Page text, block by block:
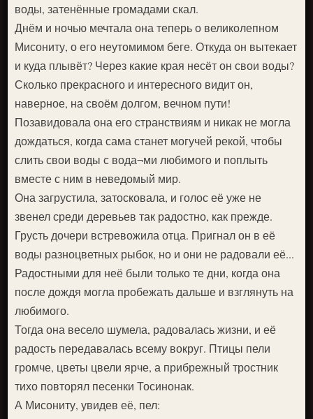
воды, затенённые громадами скал.
Днём и ночью мечтала она теперь о великолепном
Мисониту, о его неутомимом беге. Откуда он вытекает
и куда плывёт? Через какие края несёт он свои воды?
Сколько прекрасного и интересного видит он,
наверное, на своём долгом, вечном пути!
Позавидовала она его странствиям и никак не могла
дождаться, когда сама станет могучей рекой, чтобы
слить свои воды с вода¬ми любимого и поплыть
вместе с ним в неведомый мир.
Она загрустила, затосковала, и голос её уже не
звенел среди деревьев так радостно, как прежде.
Грусть дочери встревожила отца. Пригнал он в её
воды разноцветных рыбок, но и они не радовали её...
Радостными для неё были только те дни, когда она
после дождя могла пробежать дальше и взглянуть на
любимого.
Тогда она весело шумела, радовалась жизни, и её
радость передавалась всему вокруг. Птицы пели
громче, цветы цвели ярче, а прибрежный тростник
тихо повторял песенки Тосинонак.
А Мисониту, увидев её, пел: